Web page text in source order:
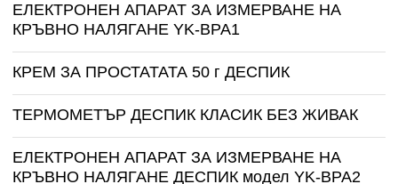
ЕЛЕКТРОНЕН АПАРАТ ЗА ИЗМЕРВАНЕ НА
КРЪВНО НАЛЯГАНЕ YK-BPA1
КРЕМ ЗА ПРОСТАТАТА 50 г ДЕСПИК
ТЕРМОМЕТЪР ДЕСПИК КЛАСИК БЕЗ ЖИВАК
ЕЛЕКТРОНЕН АПАРАТ ЗА ИЗМЕРВАНЕ НА
КРЪВНО НАЛЯГАНЕ ДЕСПИК модел YK-BPA2